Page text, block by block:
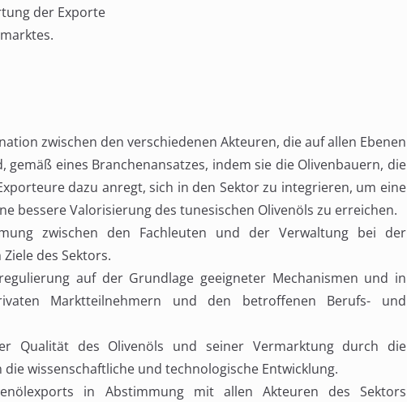
der Exporte
zwischen den verschiedenen Akteuren, die auf allen Ebenen
gemäß eines Branchenansatzes, indem sie die Olivenbauern, die
dazu anregt, sich in den Sektor zu integrieren, um eine
bessere Valorisierung des tunesischen Olivenöls zu erreichen.
zwischen den Fachleuten und der Verwaltung bei der
des Sektors.
auf der Grundlage geeigneter Mechanismen und in
Marktteilnehmern und den betroffenen Berufs- und
Qualität des Olivenöls und seiner Vermarktung durch die
wissenschaftliche und technologische Entwicklung.
in Abstimmung mit allen Akteuren des Sektors